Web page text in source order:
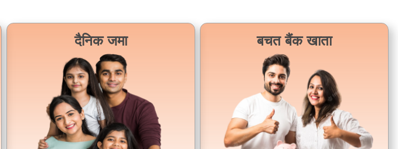
दैनिक जमा बचत बैंक खाता